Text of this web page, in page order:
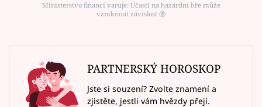
Ministerstvo financí varuje: Účastí na hazardní hře může
vzniknout závislost ⑱
PARTNERSKÝ HOROSKOP
Jste si souzení? Zvolte znamení a
zjistěte, jestli vám hvězdy přejí.